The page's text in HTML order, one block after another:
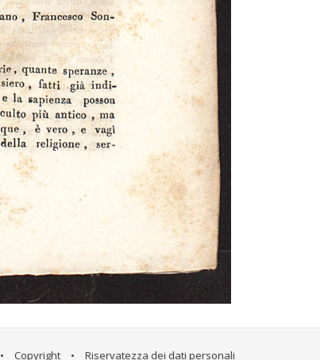
• Copyright • Riservatezza dei dati personali